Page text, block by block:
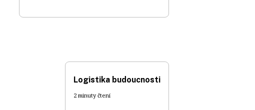
Logistika budoucnosti
2 minuty čtení